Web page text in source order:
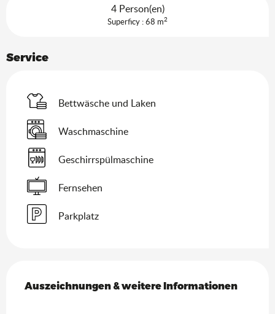
4 Person(en)
Superficy : 68 m2
Service
Bettwäsche und Laken
Waschmaschine
Geschirrspülmaschine
Fernsehen
Parkplatz
Auszeichnungen & weitere Informationen
Auszeichnungen & weitere Informationen